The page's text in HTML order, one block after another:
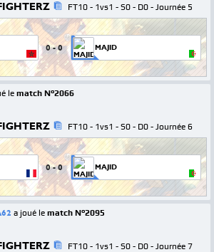
FT10 - 1vs1 - S0 - D0 - Journée 5
0-0 MAJID
le match N°2066
FT10 - 1vs1 - S0 - D0 - Journée 6
0-0 MAJID
a joué le match N°2095
FT10 - 1vs1 - S0 - D0 - Journée 7